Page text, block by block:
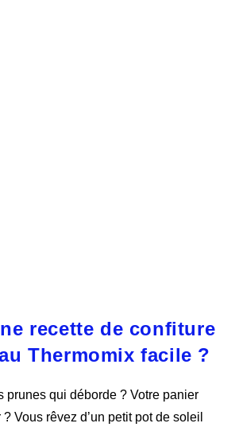
recette de confiture
Thermomix facile ?
prunes qui déborde ? Votre panier
Vous rêvez d’un petit pot de soleil